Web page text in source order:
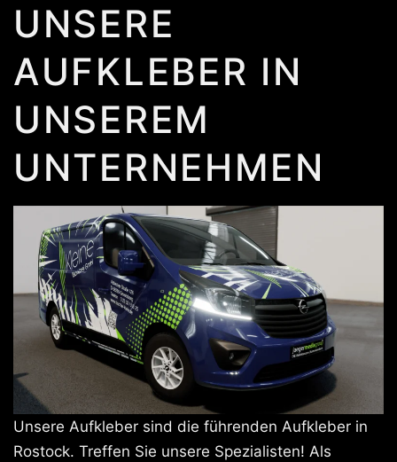
UNSERE
AUFKLEBER IN
UNSEREM
UNTERNEHMEN
Unsere Aufkleber sind die führenden Aufkleber in
Rostock. Treffen Sie unsere Spezialisten! Als